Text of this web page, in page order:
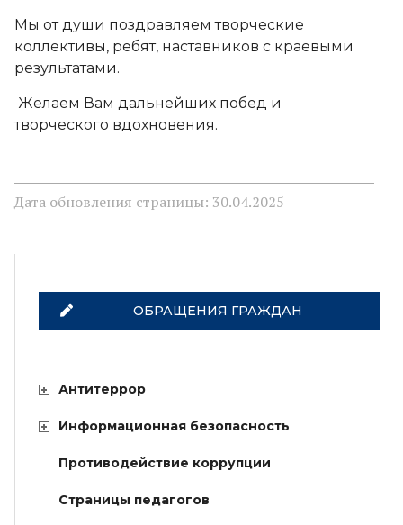
Мы от души поздравляем творческие
коллективы, ребят, наставников с краевыми
результатами.
Желаем Вам дальнейших побед и
творческого вдохновения.
Дата обновления страницы: 30.04.2025
ОБРАЩЕНИЯ ГРАЖДАН
Антитеррор
Информационная безопасность
Противодействие коррупции
Страницы педагогов